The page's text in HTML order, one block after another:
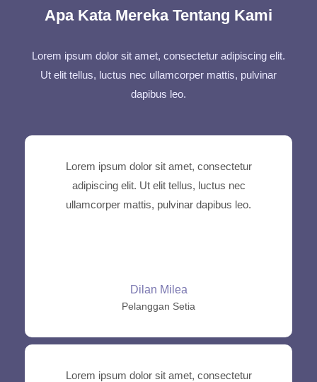
Apa Kata Mereka Tentang Kami
Lorem ipsum dolor sit amet, consectetur adipiscing elit.
Ut elit tellus, luctus nec ullamcorper mattis, pulvinar
dapibus leo.
Lorem ipsum dolor sit amet, consectetur
adipiscing elit. Ut elit tellus, luctus nec
ullamcorper mattis, pulvinar dapibus leo.
Dilan Milea
Pelanggan Setia
Lorem ipsum dolor sit amet, consectetur